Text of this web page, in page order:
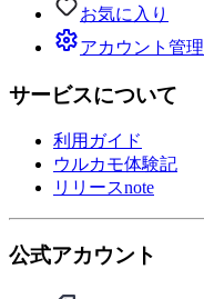
お気に入り
アカウント管理
サービスについて
利用ガイド
ウルカモ体験記
リリースnote
公式アカウント